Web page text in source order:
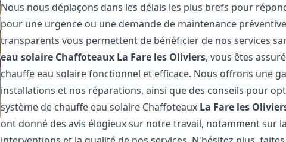
Nous nous déplaçons dans les délais les plus brefs pour
pour une urgence ou une demande de maintenance
transparents vous permettent de bénéficier de nos services
eau solaire Chaffoteaux La Fare les Oliviers, vous êtes
chauffe eau solaire fonctionnel et efficace. Nous offrons une
installations et nos réparations, ainsi que des conseils pour
système de chauffe eau solaire Chaffoteaux La Fare les
ont donné des avis élogieux sur notre travail, notamment sur